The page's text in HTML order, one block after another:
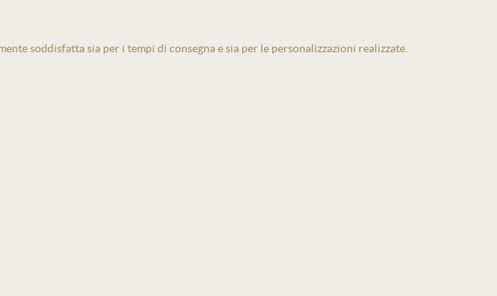
soddisfatta sia per i tempi di consegna e sia per le personalizzazioni realizzate.